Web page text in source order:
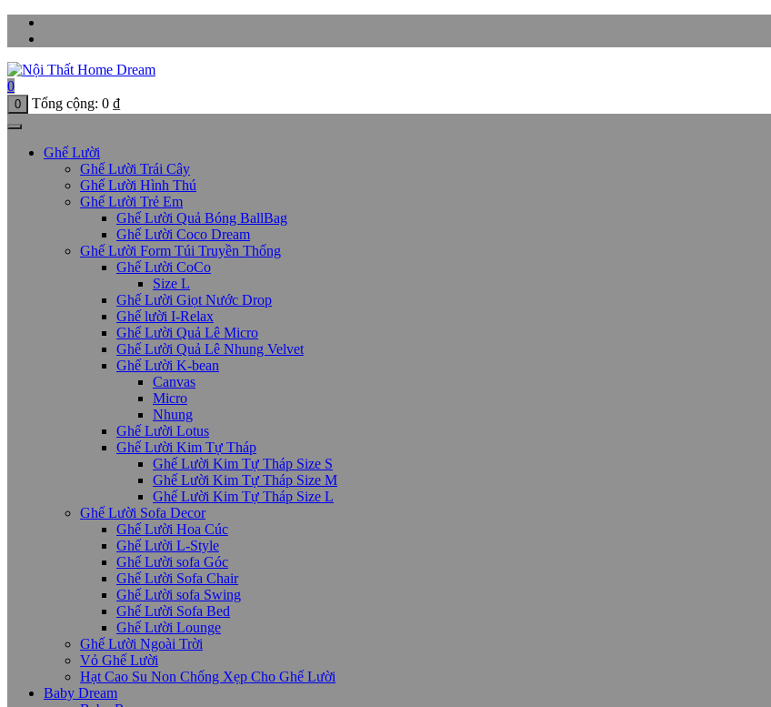
0
0 Tổng cộng: 0 ₫
Ghế Lười
Ghế Lười Trái Cây
Ghế Lười Hình Thú
Ghế Lười Trẻ Em
Ghế Lười Quả Bóng BallBag
Ghế Lười Coco Dream
Ghế Lười Form Túi Truyền Thống
Ghế Lười CoCo
Size L
Ghế Lười Giọt Nước Drop
Ghế lười I-Relax
Ghế Lười Quả Lê Micro
Ghế Lười Quả Lê Nhung Velvet
Ghế Lười K-bean
Canvas
Micro
Nhung
Ghế Lười Lotus
Ghế Lười Kim Tự Tháp
Ghế Lười Kim Tự Tháp Size S
Ghế Lười Kim Tự Tháp Size M
Ghế Lười Kim Tự Tháp Size L
Ghế Lười Sofa Decor
Ghế Lười Hoa Cúc
Ghế Lười L-Style
Ghế Lười sofa Góc
Ghế Lười Sofa Chair
Ghế Lười sofa Swing
Ghế Lười Sofa Bed
Ghế Lười Lounge
Ghế Lười Ngoài Trời
Vỏ Ghế Lười
Hạt Cao Su Non Chống Xẹp Cho Ghế Lười
Baby Dream